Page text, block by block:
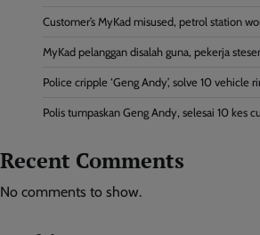
Customer’s MyKad misused, petrol station
MyKad pelanggan disalah guna, pekerja
Police cripple ‘Geng Andy’, solve 10 vehicle
Polis tumpaskan Geng Andy, selesai 10 kes
Recent Comments
No comments to show.